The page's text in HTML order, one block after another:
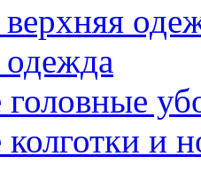
одежда
головные
и